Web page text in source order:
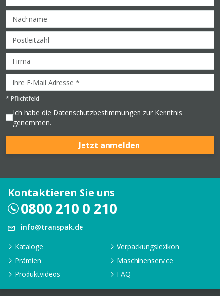
* Pflichtfeld
Ich habe die Datenschutzbestimmungen zur Kenntnis
genommen.
Jetzt anmelden
Kontaktieren Sie uns
0800 210 0 210
info@transpak.de
Kataloge
Verpackungslexikon
Prämien
Maschinenservice
Produktvideos
FAQ